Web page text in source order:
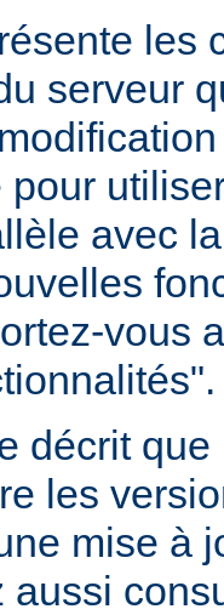
les
serveur
avec
vous
décrit
les
mise à
aussi